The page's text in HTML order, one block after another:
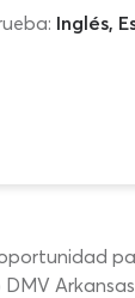
Inglés,